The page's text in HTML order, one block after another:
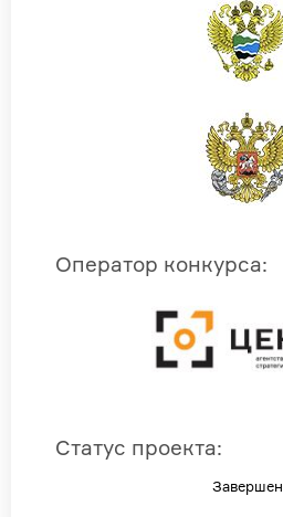
Оператор конкурса:
Статус проекта:
Завершен